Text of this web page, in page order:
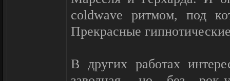
coldwave ритмом, под
Прекрасные
В других работах